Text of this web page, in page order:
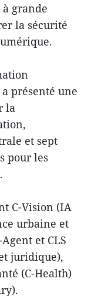
à grande
la sécurité
présenté une
la
et sept
pour les
C-Vision (IA
urbaine et
et CLS
juridique),
(C-Health)